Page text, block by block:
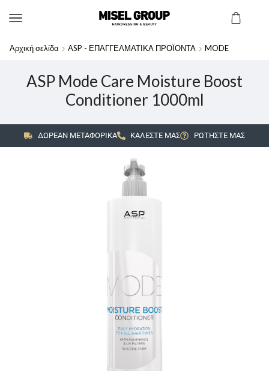
Αρχική σελίδα ASP - ΕΠΑΓΓΕΛΜΑΤΙΚΑ ΠΡΟΪΟΝΤΑ MODE
ASP Mode Care Moisture Boost
Conditioner 1000ml
ΔΩΡΕΑΝ ΜΕΤΑΦΟΡΙΚΑ ΚΑΛΕΣΤΕ ΜΑΣ ΡΩΤΗΣΤΕ ΜΑΣ